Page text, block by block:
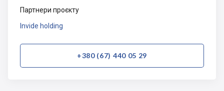
+380 (67) 440 05 29
Партнери проєкту
Invide holding